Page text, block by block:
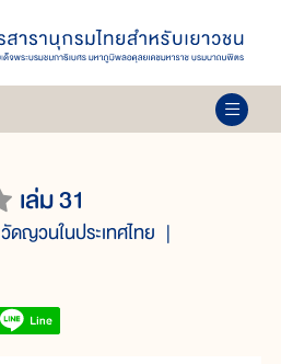
เล่ม 31
วัดญวนในประเทศไทย